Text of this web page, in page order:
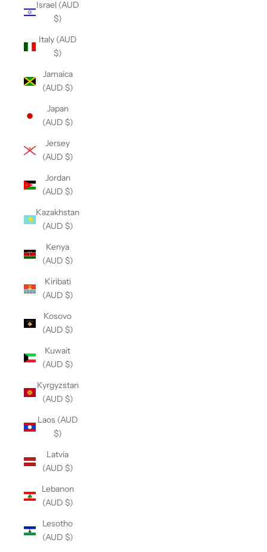
Israel (AUD
$)
Italy (AUD
$)
Jamaica
(AUD $)
Japan
(AUD $)
Jersey
(AUD $)
Jordan
(AUD $)
Kazakhstan
(AUD $)
Kenya
(AUD $)
Kiribati
(AUD $)
Kosovo
(AUD $)
Kuwait
(AUD $)
Kyrgyzstan
(AUD $)
Laos (AUD
$)
Latvia
(AUD $)
Lebanon
(AUD $)
Lesotho
(AUD $)